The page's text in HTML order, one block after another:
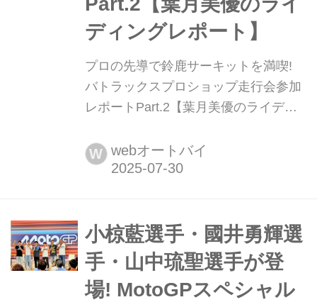
ディングレポート】
プロの先導で鈴鹿サーキットを満喫!
バトラックスプロショップ走行会参加
レポートPart.2【葉月美優のライディ
日、ミスター・バイクBGの取材で北
海道を走ったのですが、ものすごく素
お昼は気になっていたカフェに突撃!
前々回のバトラックス鈴鹿サーキット
走行会の続きです。 お昼ご飯は、パド
ックとグランド...
W webオートバイ
小椋藍選手・國井勇輝選
手・山中琉聖選手が登
場! MotoGPスペシャル